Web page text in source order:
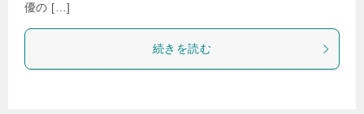
優の […]
続きを読む